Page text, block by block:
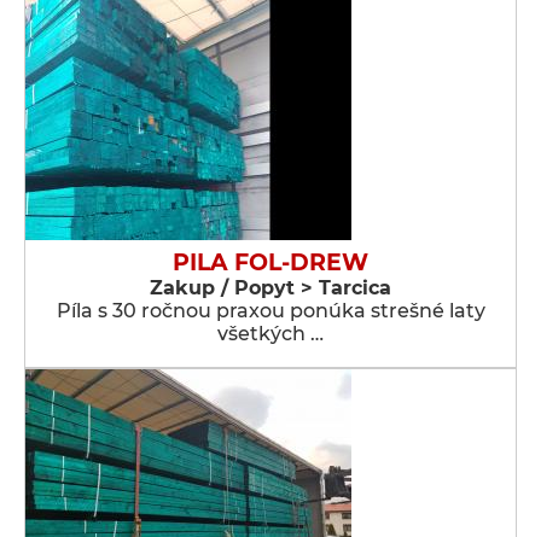
PILA FOL-DREW
Zakup / Popyt > Tarcica
Píla s 30 ročnou praxou ponúka strešné laty
všetkých …